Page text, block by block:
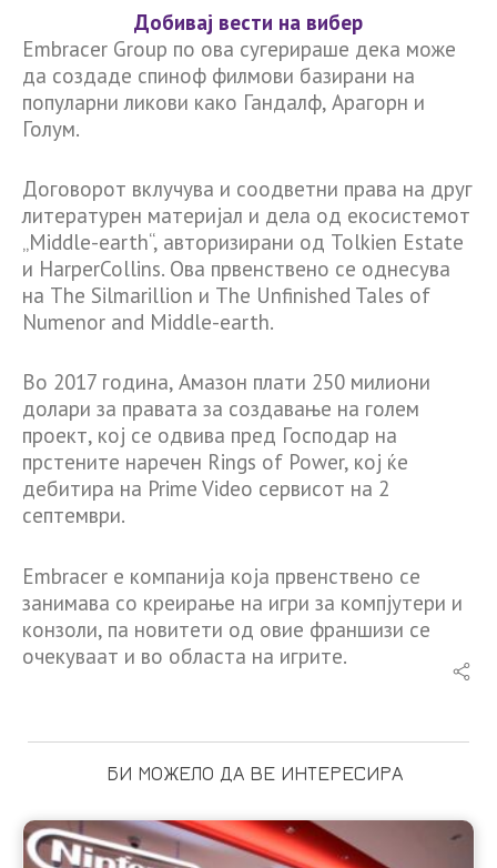
Добивај вести на вибер
Embracer Group по ова сугерираше дека може
да создаде спиноф филмови базирани на
популарни ликови како Гандалф, Арагорн и
Голум.
Договорот вклучува и соодветни права на друг
литературен материјал и дела од екосистемот
„Middle-earth“, авторизирани од Tolkien Estate
и HarperCollins. Ова првенствено се однесува
на The Silmarillion и The Unfinished Tales of
Numenor and Middle-earth.
Во 2017 година, Амазон плати 250 милиони
долари за правата за создавање на голем
проект, кој се одвива пред Господар на
прстените наречен Rings of Power, кој ќе
дебитира на Prime Video сервисот на 2
септември.
Embracer е компанија која првенствено се
занимава со креирање на игри за компјутери и
конзоли, па новитети од овие франшизи се
очекуваат и во областа на игрите.
БИ МОЖЕЛО ДА ВЕ ИНТЕРЕСИРА